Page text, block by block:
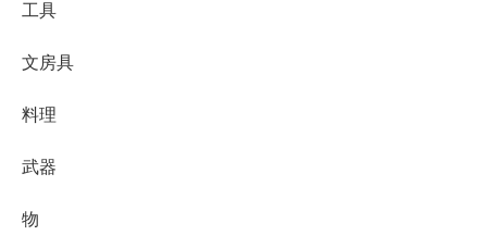
工具
文房具
料理
武器
物